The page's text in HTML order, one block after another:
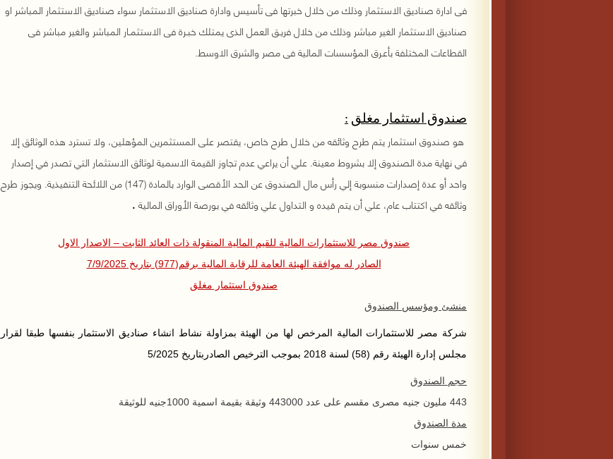
فى ادارة صناديق الاستثمار وذلك من خلال خبرتها فى تأسيس وادارة صناديق الاستثمار سواء صناديق الاستثمار المباشر او
صناديق الاستثمار الغير مباشر وذلك من خلال فريـق العمل الذى يمتلك خبـرة فى الاستثمـار المباشر والغير مباشر فى
القطاعات المختلفة بأعـرق المؤسسات المالية فى مصر والشرق الاوسط.
صندوق استثمار مغلق :
هو صندوق استثمار يتم طرح وثائقه من خلال طرح خاص، يقتصر على المستثمرين المؤهلين، ولا تسترد هذه الوثائق إلا
في نهاية مدة الصندوق إلا بشروط معينة. علي أن يراعي عدم تجاوز القيمة الاسمية لوثائق الاستثمار التي تصدر في إصدار
واحد أو عدة إصدارات منسوبة إلي رأس مال الصندوق عن الحد الأقصى الوارد بالمادة (147) من اللائحة التنفيذية. ويجوز طرح
وثائقه في اكتتاب عام، علي أن يتم قيده و التداول علي وثائقه في بورصة الأوراق المالية .
صندوق مصر للاستثمارات المالية للقيم المالية المنقولة ذات العائد الثابت – الاصدار الاول
الصادر له موافقة الهيئة العامة للرقابة المالية برقم(977) بتاريخ 7/9/2025
صندوق استثمار مغلق
منشئ ومؤسس الصندوق
شركة مصر للاستثمارات المالية المرخص لها من الهيئة بمزاولة نشاط انشاء صناديق الاستثمار بنفسها طبقا لقرار
مجلس إدارة الهيئة رقم (58) لسنة 2018 بموجب الترخيص الصادربتاريخ 5/2025
حجم الصندوق
443 مليون جنيه مصرى مقسم على عدد 443000 وثيقة بقيمة اسمية 1000جنيه للوثيقة
مدة الصندوق
خمس سنوات